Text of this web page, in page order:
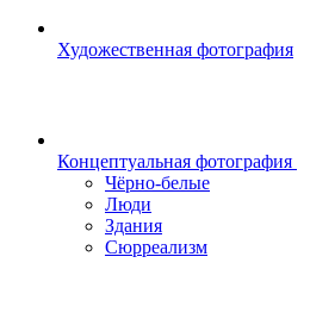
Художественная фотография
Концептуальная фотография
Чёрно-белые
Люди
Здания
Сюрреализм